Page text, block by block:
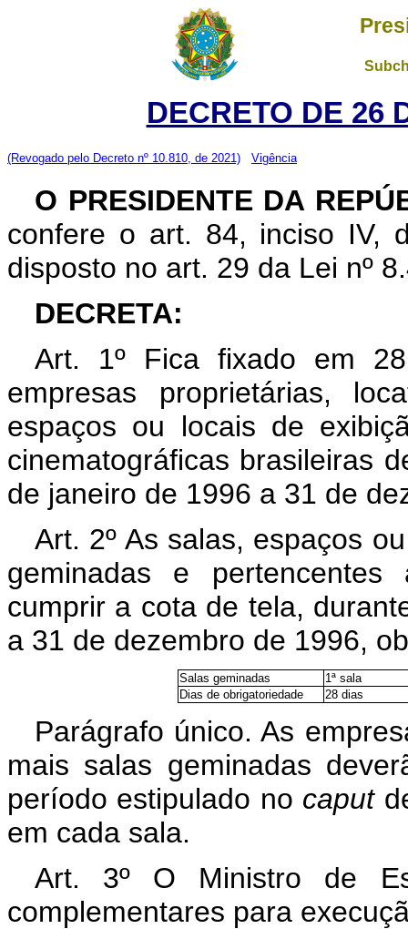
DECRETO DE 26
(Revogado pelo Decreto nº 10.810, de 2021) Vigência
O PRESIDENTE DA
confere o art. 84, inciso IV,
disposto no art. 29 da Lei nº
DECRETA:
Art. 1º Fica fixado em
empresas proprietárias,
espaços ou locais de
cinematográficas brasileiras
de janeiro de 1996 a 31 de
Art. 2º As salas, espaços
geminadas e
cumprir a cota de tela,
a 31 de dezembro de 1996,
Salas geminadas
1ª sala
Dias de obrigatoriedade
28 dias
Parágrafo único. As
mais salas geminadas
período estipulado no caput
em cada sala.
Art. 3º O Ministro de
complementares para